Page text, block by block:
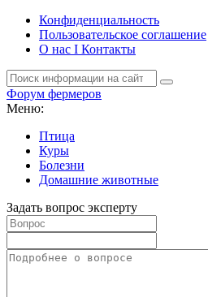
Конфиденциальность
Пользовательское соглашение
О нас I Контакты
Форум фермеров
Меню:
Птица
Куры
Болезни
Домашние животные
Задать вопрос эксперту